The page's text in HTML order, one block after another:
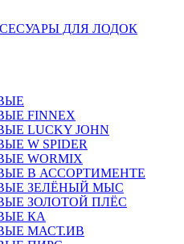
ДЛЯ ЛОДОК
FINNEX
LUCKY JOHN
W SPIDER
WORMIX
В АССОРТИМЕНТЕ
ЗЕЛЁНЫЙ МЫС
ЗОЛОТОЙ ПЛЁС
КА
МАСТ.ИВ